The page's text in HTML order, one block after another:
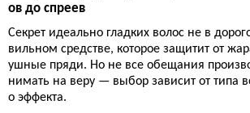
ов до спреев
Секрет идеально гладких волос не в
вильном средстве, которое защитит от
ушные пряди. Но не все обещания
нимать на веру — выбор зависит от типа
о эффекта.